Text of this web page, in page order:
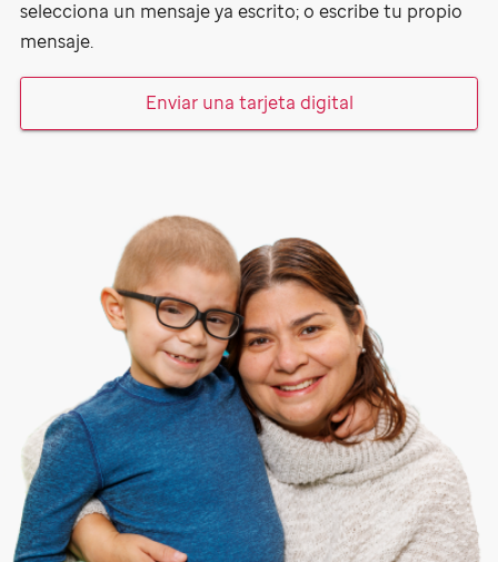
selecciona un mensaje ya escrito; o escribe tu propio
mensaje.
Enviar una tarjeta digital